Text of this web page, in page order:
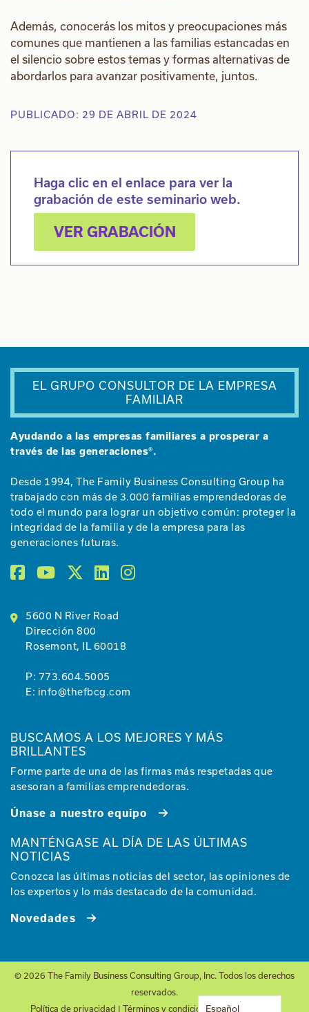
Además, conocerás los mitos y preocupaciones más
comunes que mantienen a las familias estancadas en
el silencio sobre estos temas y formas alternativas de
abordarlos para avanzar positivamente, juntos.
PUBLICADO: 29 DE ABRIL DE 2024
Haga clic en el enlace para ver la
grabación de este seminario web.
VER GRABACIÓN
EL GRUPO CONSULTOR DE LA EMPRESA
FAMILIAR
Ayudando a las empresas familiares a prosperar a
través de las generaciones®.
Desde 1994, The Family Business Consulting Group ha
trabajado con más de 3.000 familias emprendedoras de
todo el mundo para lograr un objetivo común: proteger la
integridad de la familia y de la empresa para las
generaciones futuras.
5600 N River Road
Dirección 800
Rosemont, IL 60018
P: 773.604.5005
E: info@thefbcg.com
BUSCAMOS A LOS MEJORES Y MÁS
BRILLANTES
Forme parte de una de las firmas más respetadas que
asesoran a familias emprendedoras.
Únase a nuestro equipo
MANTÉNGASE AL DÍA DE LAS ÚLTIMAS
NOTICIAS
Conozca las últimas noticias del sector, las opiniones de
los expertos y lo más destacado de la comunidad.
Novedades
© 2026 The Family Business Consulting Group, Inc. Todos los derechos
reservados.
Política de privacidad | Términos y condiciones| Sitio de
Español